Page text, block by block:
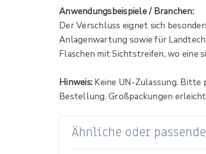
Anwendungsbeispiele / Branchen:
Der Verschluss eignet sich
Anlagenwartung sowie für
Flaschen mit Sichtstreifen, wo eine
Hinweis: Keine UN-Zulassung.
Bestellung. Großpackungen
Ähnliche oder